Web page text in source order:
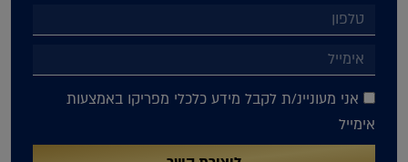
אני מעוניינ/ת לקבל מידע כלכלי מפריקו באמצעות
אימייל